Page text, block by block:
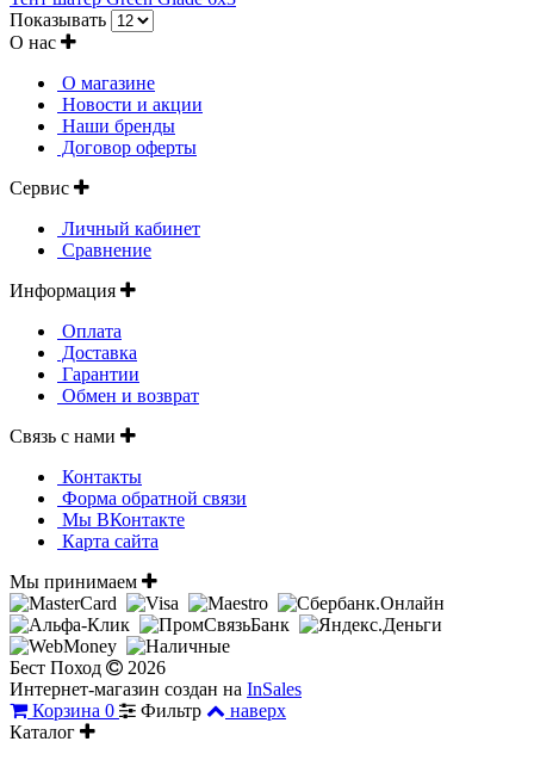
Показывать
О нас
О магазине
Новости и акции
Наши бренды
Договор оферты
Сервис
Личный кабинет
Сравнение
Информация
Оплата
Доставка
Гарантии
Обмен и возврат
Связь с нами
Контакты
Форма обратной связи
Мы ВКонтакте
Карта сайта
Мы принимаем
Бест Поход
2026
Интернет-магазин создан на InSales
Корзина 0 Фильтр
наверх
Каталог